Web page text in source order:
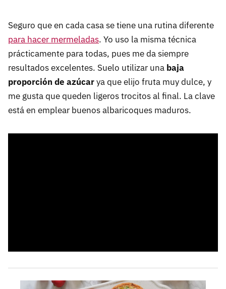
Seguro que en cada casa se tiene una rutina diferente
para hacer mermeladas. Yo uso la misma técnica
prácticamente para todas, pues me da siempre
resultados excelentes. Suelo utilizar una baja
proporción de azúcarya que elijo fruta muy dulce, y
me gusta que queden ligeros trocitos al final. La clave
está en emplear buenos albaricoques maduros.